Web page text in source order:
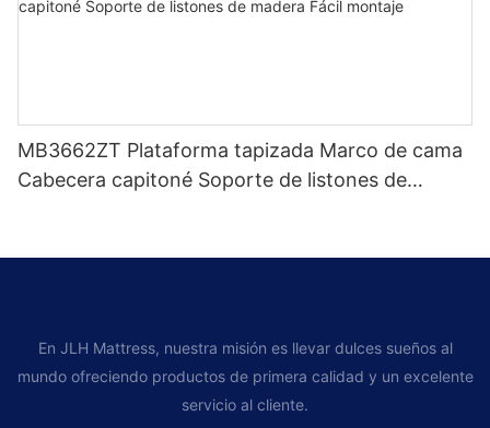
MB3662ZT Plataforma tapizada Marco de cama
Cabecera capitoné Soporte de listones de
En JLH Mattress, nuestra misión es llevar dulces sueños al
mundo ofreciendo productos de primera calidad y un excelente
servicio al cliente.